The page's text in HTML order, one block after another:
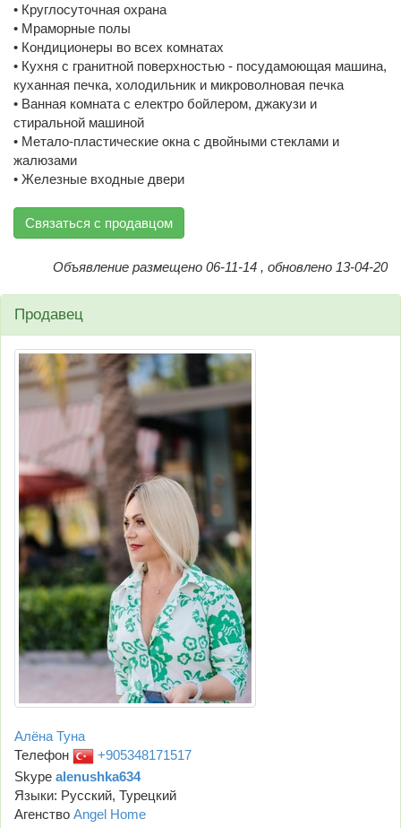
• Круглосуточная охрана
• Мраморные полы
• Кондиционеры во всех комнатах
• Кухня с гранитной поверхностью - посудамоющая машина,
куханная печка, холодильник и микроволновая печка
• Ванная комната с електро бойлером, джакузи и
стиральной машиной
• Метало-пластические окна с двойными стеклами и
жалюзами
• Железные входные двери
Связаться с продавцом
Объявление размещено 06-11-14 , обновлено 13-04-20
Продавец
Алёна Туна
Телефон
+905348171517
Skype alenushka634
Языки: Русский, Турецкий
Агенство Angel Home